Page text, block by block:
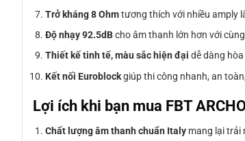
Trở kháng 8 Ohmtương thích với nhiều amply
Độ nhạy 92.5dBcho âm thanh lớn hơn với
Thiết kế tinh tế, màu sắc hiện đại dễ dàng
Kết nối Euroblockgiúp thi công nhanh, an
Lợi ích khi bạn mua FBT
Chất lượng âm thanh chuẩn Italy mang lại trải